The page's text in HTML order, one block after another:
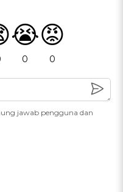
😭
0
😡
0
jawab pengguna dan